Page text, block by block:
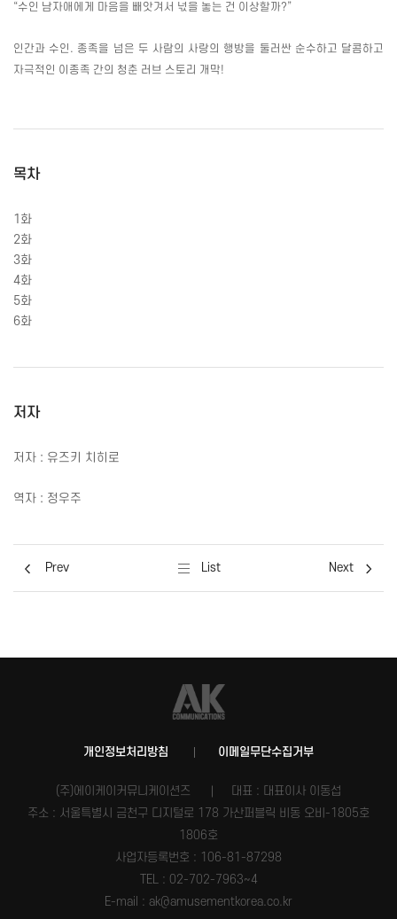
“수인 남자애에게 마음을 빼앗겨서 넋을 놓는 건 이상할까?”
인간과 수인 . 종족을 넘은 두 사람의 사랑의 행방을 둘러싼 순수하고 달콤하고
자극적인 이종족 간의 청춘 러브 스토리 개막!
목차
1 화
2화
3화
4화
5화
6화
저자
저자 : 유즈키 치히로
역자 : 정우주
Prev List Next
개인정보처리방침 이메일무단수집거부
(주)에이케이커뮤니케이션즈
대표 : 대표이사 이동섭
주소 : 서울특별시 금천구 디지털로 178 가산퍼블릭 비동 오비-1805호
1806호
사업자등록번호 : 106-81-87298
TEL : 02-702-7963~4
E-mail : ak@amusementkorea.co.kr